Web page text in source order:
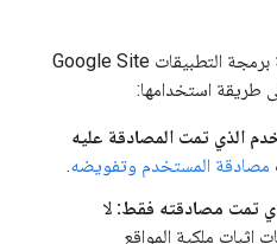
لأسباب أمنية وتقنية، تفرض واجهة برمجة التطبيقات Google Site
الذي تمت المصادقة عليه
مصادقة المستخدم وتفويضه.
تمت مصادقته فقط: لا
إثبات ملكية المواقع